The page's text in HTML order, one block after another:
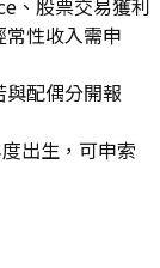
、股票交易獲利
常性收入需申
與配偶分開報
出生，可申索